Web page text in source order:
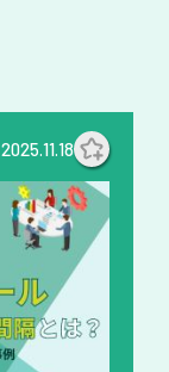
2025.11.18